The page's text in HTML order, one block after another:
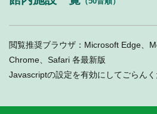
閲覧推奨ブラウザ：Microsoft Edge、
Chrome、Safari 各最新版
Javascriptの設定を有効にしてごらんく